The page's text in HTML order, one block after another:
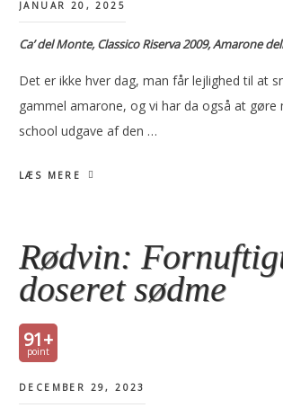
JANUAR 20, 2025
Ca’ del Monte, Classico Riserva 2009, Amarone
Det er ikke hver dag, man får lejlighed til at
gammel amarone, og vi har da også at
school udgave af den …
LÆS MERE
Rødvin:
doseret sødme
91+
DECEMBER 29, 2023